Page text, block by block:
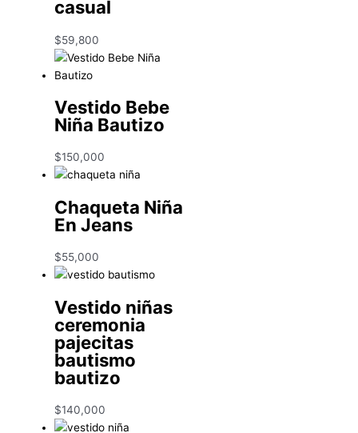
casual
$59,800
Vestido Bebe
Niña Bautizo
$150,000
Chaqueta Niña
En Jeans
$55,000
Vestido niñas
ceremonia
pajecitas
bautismo
bautizo
$140,000